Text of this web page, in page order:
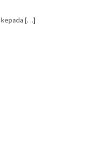
kepada […]